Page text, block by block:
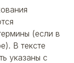
(если в
В тексте
указаны с